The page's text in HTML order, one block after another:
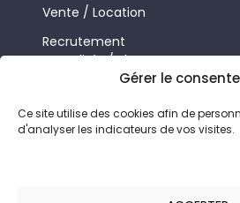
Gérer le
Ce site utilise des cookies afin de
d'analyser les indicateurs de vos visites.
Vente / Location
Recrutement
Actualités / Blog
FLBL Notaires
22, avenue Notre Dame